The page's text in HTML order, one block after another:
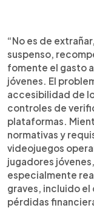
“No es de
suspenso,
fomente el gasto
jóvenes. El
accesibilidad de
controles de
plataformas.
normativas y
videojuegos
jugadores
especialmente
graves, incluido
pérdidas